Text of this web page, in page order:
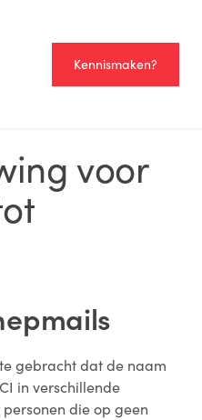
Kennismaken?
voor
gebracht dat de naam
in verschillende
die op geen